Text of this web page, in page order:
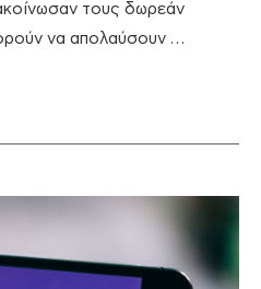
τους δωρεάν
να απολαύσουν …